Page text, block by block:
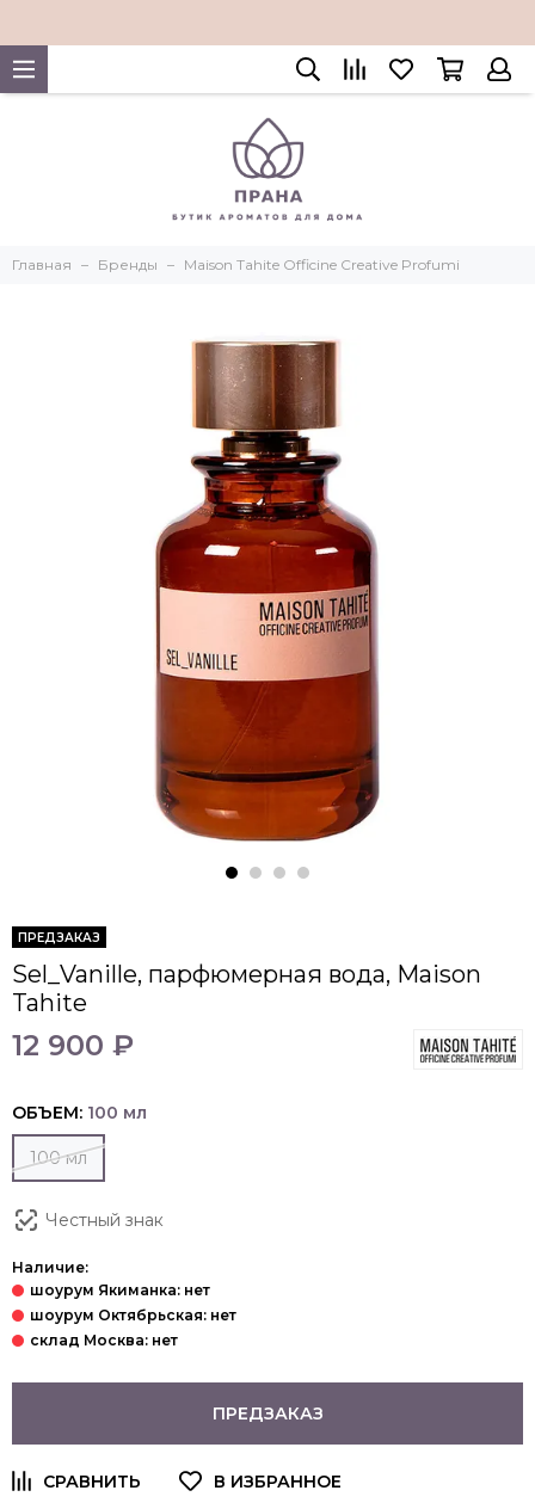
Главная Бренды Maison Tahite Officine Creative Profumi
ПРЕДЗАКАЗ
Sel_Vanille, парфюмерная вода, Maison
Tahite
12 900 ₽
ОБЪЕМ: 100 мл
100 мл
Честный знак
Наличие:
ПРЕДЗАКАЗ